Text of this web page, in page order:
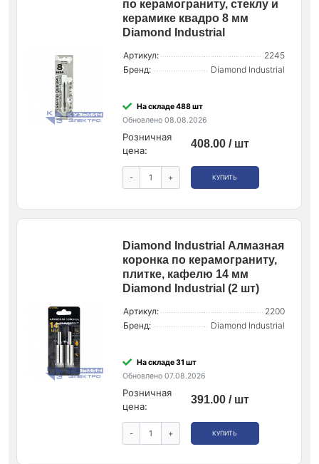
по керамограниту, стеклу и
керамике квадро 8 мм
Diamond Industrial
Артикул:
2245
Бренд:
Diamond Industrial
На складе 488 шт
Обновлено 08.08.2026
Розничная
цена:
408.00 / шт
- + КУПИТЬ
Diamond Industrial Алмазная
коронка по керамограниту,
плитке, кафелю 14 мм
Diamond Industrial (2 шт)
Артикул:
2200
Бренд:
Diamond Industrial
На складе 31 шт
Обновлено 07.08.2026
Розничная
цена:
391.00 / шт
- + КУПИТЬ